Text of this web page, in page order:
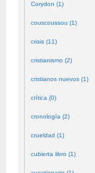
Corydon (1)
couscoussou (1)
crisis (11)
cristianismo (2)
cristianos nuevos (1)
crítica (0)
cronología (2)
crueldad (1)
cubierta libro (1)